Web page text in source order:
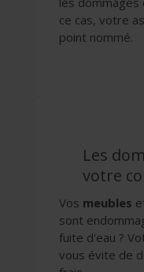
ce cas, votre
point nommé.
Les
votre
Vos meubles
sont
fuite d'eau ?
vous évite de